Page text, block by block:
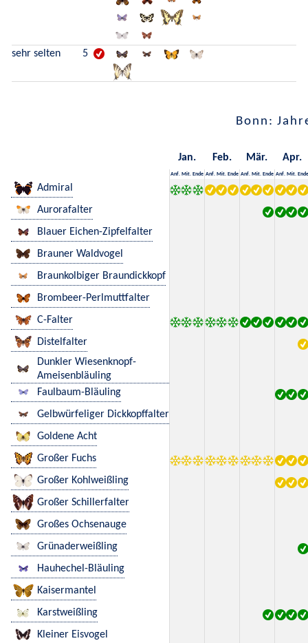
sehr selten 5
Bonn:
Jan. Feb. Mär. Apr.
Anf. Mit. Ende Anf. Mit. Ende Anf. Mit. Ende Anf. Mit. Ende
Admiral
Aurorafalter
Blauer Eichen-Zipfelfalter
Brauner Waldvogel
Braunkolbiger Braundickkopf
Brombeer-Perlmuttfalter
C-Falter
Distelfalter
Dunkler Wiesenknopf-
Ameisenbläuling
Faulbaum-Bläuling
Gelbwürfeliger Dickkopffalter
Goldene Acht
Großer Fuchs
Großer Kohlweißling
Großer Schillerfalter
Großes Ochsenauge
Grünaderweißling
Hauhechel-Bläuling
Kaisermantel
Karstweißling
Kleiner Eisvogel